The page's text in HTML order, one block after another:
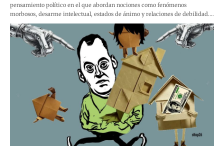
pensamiento político en el que abordan nociones como fenómenos
morbosos, desarme intelectual, estados de ánimo y relaciones de debilidad.…